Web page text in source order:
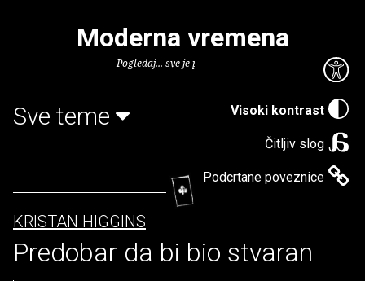
Visoki kontrast
Čitljiv slog
Podcrtane poveznice
Moderna vremena
Pogledaj... sve je puno knjiga.
Sve teme
KRISTAN HIGGINS
Predobar da bi bio stvaran